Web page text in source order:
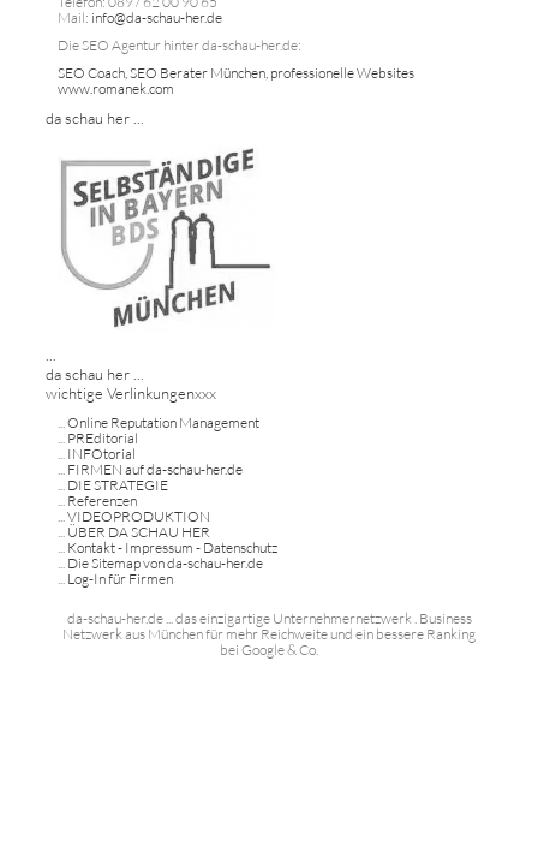
Mail: info@da-schau-her.de
Die SEO Agentur hinter da-schau-her.de:
SEO Coach, SEO Berater München, professionelle Websites
www.romanek.com
da schau her ...
...
da schau her ...
wichtige Verlinkungenxxx
...Online Reputation Management
... PREditorial
... INFOtorial
... FIRMEN auf da-schau-her.de
... DIE STRATEGIE
... Referenzen
...VIDEOPRODUKTION
... ÜBER DA SCHAU HER
... Kontakt - Impressum - Datenschutz
... Die Sitemap von da-schau-her.de
... Log-In für Firmen
da-schau-her.de ... das einzigartige Unternehmernetzwerk . Business
Netzwerk aus München für mehr Reichweite und ein bessere Ranking
bei Google & Co.